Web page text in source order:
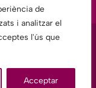
de
i analitzar el
l'ús que
Acceptar
General, antic